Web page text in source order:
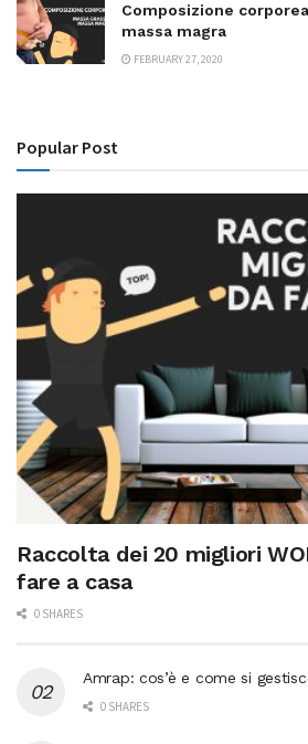
Composizione
massa magra
FEBRUARY 27, 2020
Popular Post
Raccolta dei 20 migliori
fare a casa
0 SHARES
Amrap: cos’è e come si
0 SHARES